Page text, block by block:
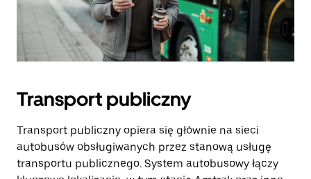
Transport publiczny
Transport publiczny opiera się głównie na sieci
autobusów obsługiwanych przez stanową usługę
transportu publicznego. System autobusowy łączy